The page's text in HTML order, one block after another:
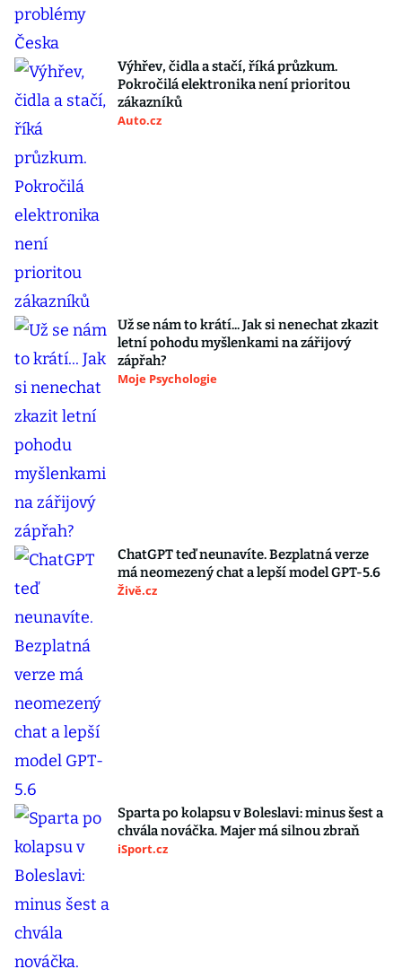
Výhřev, čidla a stačí, říká průzkum.
Pokročilá elektronika není prioritou
zákazníků
Auto.cz
Už se nám to krátí... Jak si nenechat zkazit
letní pohodu myšlenkami na zářijový
zápřah?
Moje Psychologie
ChatGPT teď neunavíte. Bezplatná verze
má neomezený chat a lepší model GPT-5.6
Živě.cz
Sparta po kolapsu v Boleslavi: minus šest a
chvála nováčka. Majer má silnou zbraň
iSport.cz